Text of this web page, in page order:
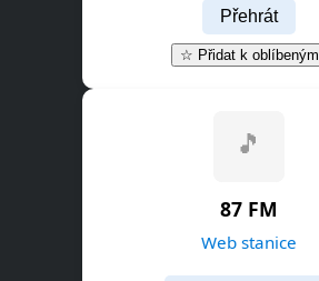
Přehrát
☆ Přidat k oblíbeným
87 FM
Web stanice